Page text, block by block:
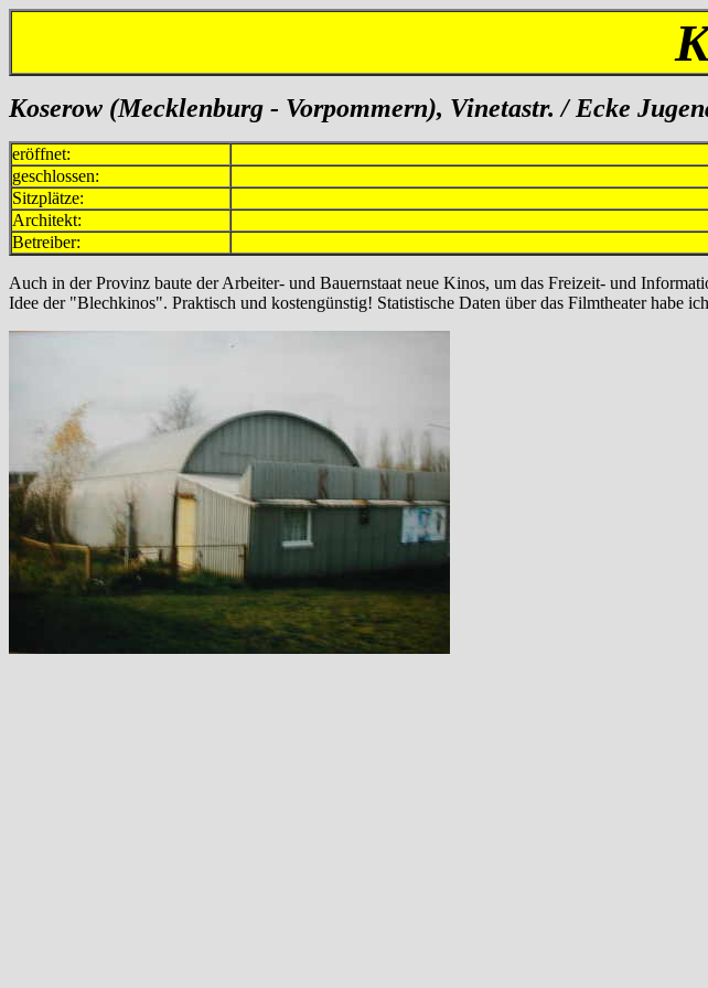
Koserow (Mecklenburg - Vorpommern), Vinetastr. / Ecke
eröffnet:
geschlossen:
Sitzplätze:
Architekt:
Betreiber:
Auch in der Provinz baute der Arbeiter- und Bauernstaat neue Kinos, um das Freizeit- und
Idee der "Blechkinos". Praktisch und kostengünstig! Statistische Daten über das Filmtheater habe